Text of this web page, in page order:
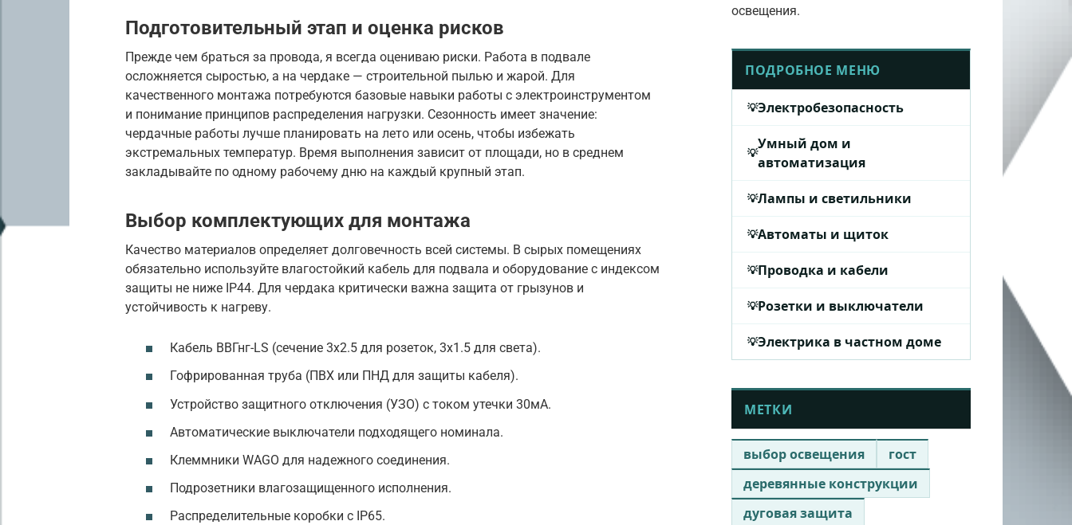
Подготовительный этап и оценка рисков
Прежде чем браться за провода, я всегда оцениваю риски. Работа в подвале
осложняется сыростью, а на чердаке — строительной пылью и жарой. Для
качественного монтажа потребуются базовые навыки работы с электроинструментом
и понимание принципов распределения нагрузки. Сезонность имеет значение:
чердачные работы лучше планировать на лето или осень, чтобы избежать
экстремальных температур. Время выполнения зависит от площади, но в среднем
закладывайте по одному рабочему дню на каждый крупный этап.
Выбор комплектующих для монтажа
Качество материалов определяет долговечность всей системы. В сырых помещениях
обязательно используйте влагостойкий кабель для подвала и оборудование с индексом
защиты не ниже IP44. Для чердака критически важна защита от грызунов и
устойчивость к нагреву.
Кабель ВВГнг-LS (сечение 3х2.5 для розеток, 3х1.5 для света).
Гофрированная труба (ПВХ или ПНД для защиты кабеля).
Устройство защитного отключения (УЗО) с током утечки 30мА.
Автоматические выключатели подходящего номинала.
Клеммники WAGO для надежного соединения.
Подрозетники влагозащищенного исполнения.
Распределительные коробки с IP65.
освещения.
ПОДРОБНОЕ МЕНЮ
Электробезопасность
Умный дом и
автоматизация
Лампы и светильники
Автоматы и щиток
Проводка и кабели
Розетки и выключатели
Электрика в частном доме
МЕТКИ
выбор освещения
гост
деревянные конструкции
дуговая защита